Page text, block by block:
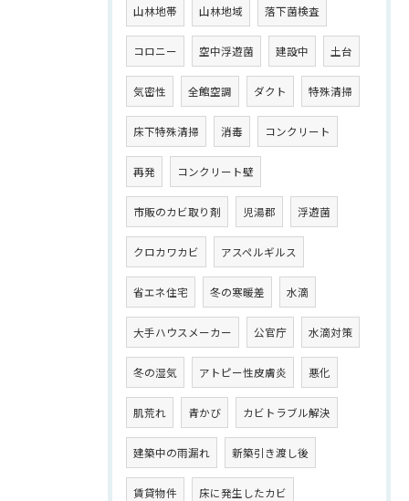
山林地帯 山林地域 落下菌検査
コロニー 空中浮遊菌 建設中 土台
気密性 全館空調 ダクト 特殊清掃
床下特殊清掃 消毒 コンクリート
再発 コンクリート壁
市販のカビ取り剤 児湯郡 浮遊菌
クロカワカビ アスペルギルス
省エネ住宅 冬の寒暖差 水滴
大手ハウスメーカー 公官庁 水滴対策
冬の湿気 アトピー性皮膚炎 悪化
肌荒れ 青かび カビトラブル解決
建築中の雨漏れ 新築引き渡し後
賃貸物件 床に発生したカビ